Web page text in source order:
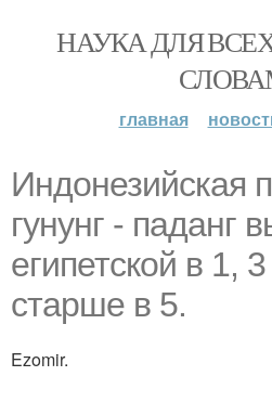
НАУКА ДЛЯ
главная
Индонезийская
гунунг - паданг
египетской в 1,
старше в 5.
Ezomir.